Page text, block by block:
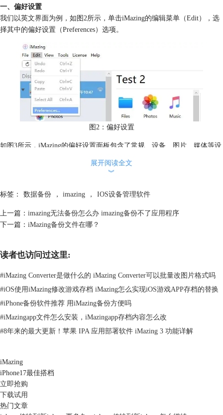
一、偏好设置
我们以英文界面为例，如图2所示，单击iMazing的编辑菜单（Edit），选
择其中的偏好设置（Preferences）选项。
图2：偏好设置
如图3所示，iMazing的偏好设置面板包含了常规、设备、图片、媒体等设
语言使用“系统语言”选项。
文”选项。
二、重启iMazing
需要注意的是，重新设置iMazing的界面语言后，并不能即时生效，需重
启软件才能生效。如果此时软件正在备份数据，重启会导致备份进程中
断。因此，建议在完成备份后再进行软件的重启。
展开阅读全文
︾
标签： 数据备份 ， imazing ， IOS设备管理软件
上一篇： imazing无法备份怎么办 imazing备份不了应用程序
下一篇： iMazing备份文件在哪？
读者也访问过这里:
#iMazing Converter是做什么的 iMazing Converter可以批量改图片格式吗
#iOS使用iMazing修改游戏存档 iMazing怎么实现iOS游戏APP存档的替换
#iPhone备份软件推荐 用iMazing备份方便吗
#iMazingapp文件怎么安装，iMazingapp存档内容怎么改
#8年来的最大更新！苹果 IPA 应用部署软件 iMazing 3 功能详解
iMazing
iPhone17最佳搭档
立即抢购
下载试用
热门文章